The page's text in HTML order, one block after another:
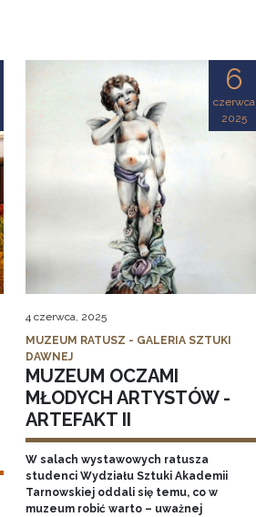
6
czerwca
2025
4 czerwca, 2025
MUZEUM RATUSZ - GALERIA SZTUKI
DAWNEJ
MUZEUM OCZAMI
MŁODYCH ARTYSTÓW -
ARTEFAKT II
W salach wystawowych ratusza
studenci Wydziału Sztuki Akademii
Tarnowskiej oddali się temu, co w
muzeum robić warto – uważnej